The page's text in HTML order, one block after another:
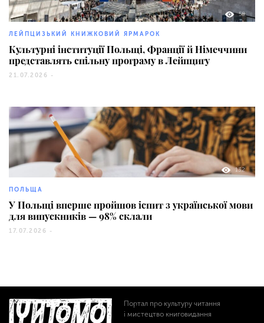
58
ЛЕЙПЦИЗЬКИЙ КНИЖКОВИЙ ЯРМАРОК
Культурні інституції Польщі, Франції й Німеччини
представлять спільну програму в Лейпцигу
21.07.2026 -
132
ПОЛЬЩА
У Польщі вперше пройшов іспит з української мови
для випускників — 98% склали
17.07.2026 -
Портал про культуру читання
і мистецтво книговидання